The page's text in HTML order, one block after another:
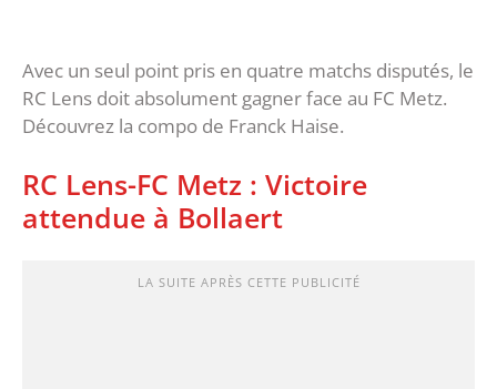
Avec un seul point pris en quatre matchs disputés, le
RC Lens doit absolument gagner face au FC Metz.
Découvrez la compo de Franck Haise.
RC Lens-FC Metz : Victoire
attendue à Bollaert
LA SUITE APRÈS CETTE PUBLICITÉ